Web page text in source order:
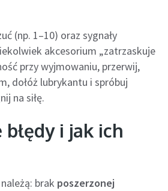
(np. 1–10) oraz sygnały
akcesorium „zatrzaskuje
przy wyjmowaniu, przerwij,
dołóż lubrykantu i spróbuj
na siłę.
błędy i jak ich
brak poszerzonej